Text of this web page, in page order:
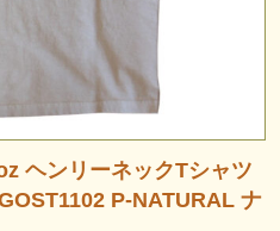
ヘンリーネックTシャツ
P-NATURAL ナ